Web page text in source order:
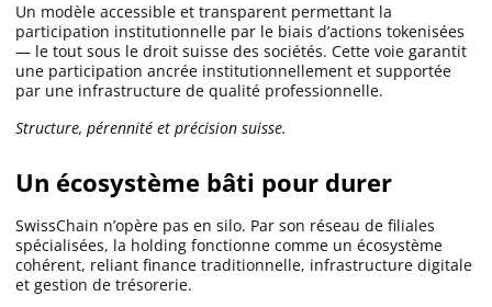
Un modèle accessible et transparent permettant la
participation institutionnelle par le biais d’actions tokenisées
— le tout sous le droit suisse des sociétés. Cette voie garantit
une participation ancrée institutionnellement et supportée
par une infrastructure de qualité professionnelle.
Structure, pérennité et précision suisse.
Un écosystème bâti pour durer
SwissChain n’opère pas en silo. Par son réseau de filiales
spécialisées, la holding fonctionne comme un écosystème
cohérent, reliant finance traditionnelle, infrastructure digitale
et gestion de trésorerie.